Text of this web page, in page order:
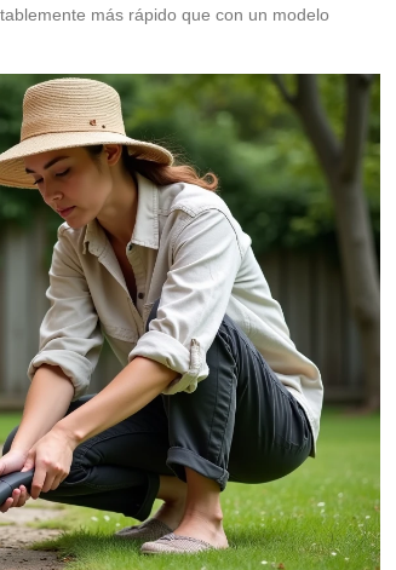
más rápido que con un modelo